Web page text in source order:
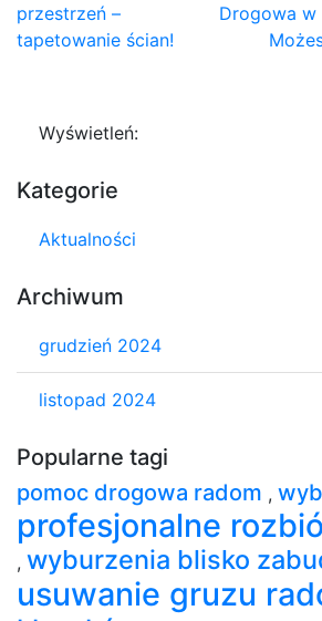
przestrzeń –
tapetowanie ścian!
Drogowa w
Wyświetleń:
Kategorie
Aktualności
Archiwum
grudzień 2024
listopad 2024
Popularne tagi
pomoc drogowa radom ,
profesjonalne
, wyburzenia blisko
usuwanie gruzu